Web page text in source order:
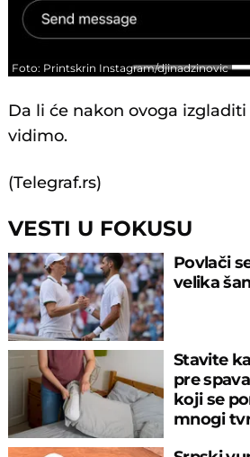
Foto: Printskrin Instagram/djinadzinovic
Da li će nakon ovoga izgladiti
vidimo.
(Telegraf.rs)
VESTI U FOKUSU
Povlači
velika
Stavite
pre
koji se
mnogi